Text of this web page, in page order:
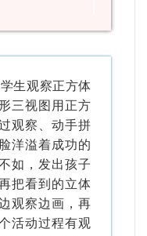
生观察正方体
三视图用正方
观察、动手拼
洋溢着成功的
如，发出孩子
把看到的立体
观察边画，再
活动过程有观